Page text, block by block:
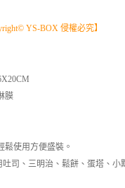
YS-BOX 侵權必究】
膜
鬆使用方便盛裝。
司、三明治、鬆餅、蛋塔、小